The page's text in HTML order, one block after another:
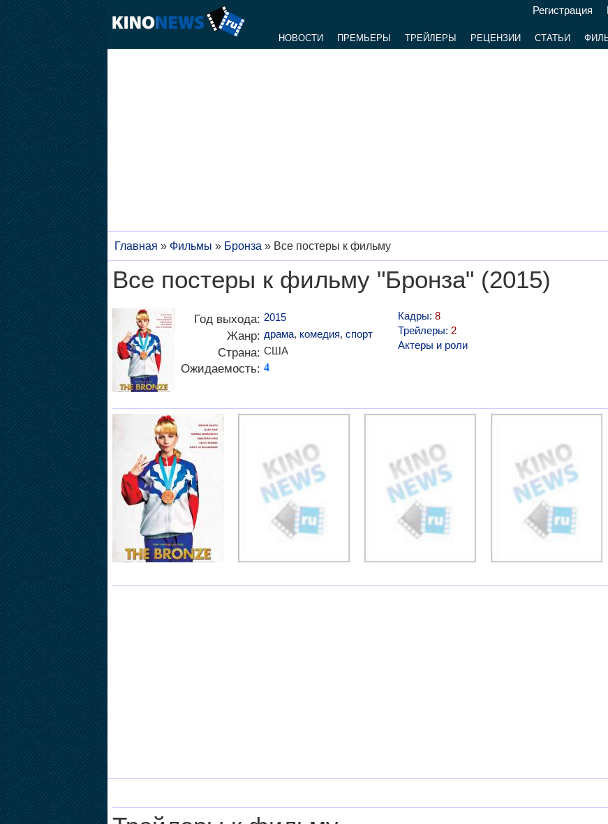
Регистрация
НОВОСТИ ПРЕМЬЕРЫ ТРЕЙЛЕРЫ РЕЦЕНЗИИ СТАТЬИ
Главная » Фильмы » Бронза » Все постеры к фильму
Все постеры к фильму "Бронза" (2015)
Год выхода: 2015
Жанр: драма, комедия, спорт
Страна: США
Ожидаемость: 4
Кадры: 8
Трейлеры: 2
Актеры и роли